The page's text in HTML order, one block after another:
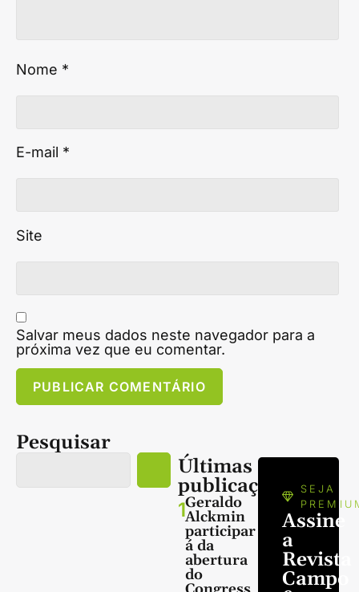
Nome *
E-mail *
Site
Salvar meus dados neste navegador para a
próxima vez que eu comentar.
Pesquisar
Últimas
publicações
1Geraldo
Alckmin
participar
á da
abertura
do
SEJA
Assine
a
Revista
Campo